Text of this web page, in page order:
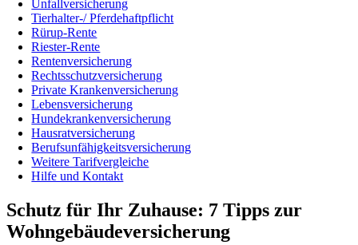
Unfallversicherung
Tierhalter-/ Pferdehaftpflicht
Rürup-Rente
Riester-Rente
Rentenversicherung
Rechtsschutzversicherung
Private Krankenversicherung
Lebensversicherung
Hundekrankenversicherung
Hausratversicherung
Berufsunfähigkeitsversicherung
Weitere Tarifvergleiche
Hilfe und Kontakt
Schutz für Ihr Zuhause: 7 Tipps zur
Wohngebäudeversicherung